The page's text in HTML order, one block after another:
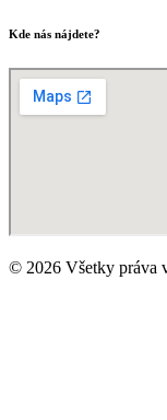
Kde nás nájdete?
© 2026 Všetky práva